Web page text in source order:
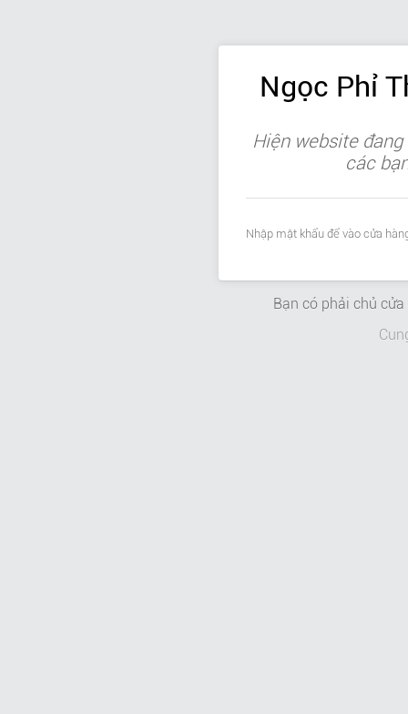
Ngọc Phỉ
Hiện website
các
Nhập mật khẩu để vào cửa
Bạn có phải chủ